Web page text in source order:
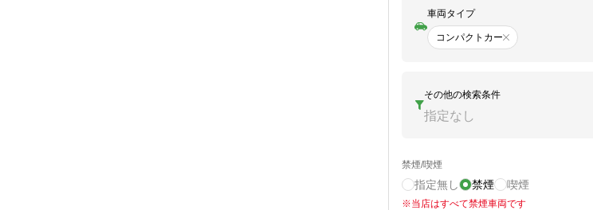
車両タイプ
コンパクトカー
その他の検索条件
指定なし
禁煙/喫煙
指定無し 禁煙 喫煙
※当店はすべて禁煙車両です